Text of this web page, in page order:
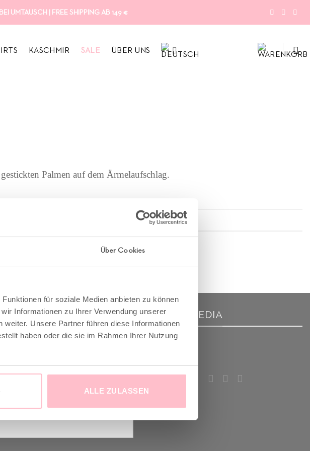
Über Cookies
für soziale Medien anbieten zu können
Informationen zu Ihrer Verwendung unserer
Unsere Partner führen diese Informationen
haben oder die sie im Rahmen Ihrer Nutzung
ALLE ZULASSEN
UMTAUSCH | FREE SHIPPING AB 149 €
KASCHMIR SALE ÜBER UNS
Palmen auf dem Ärmelaufschlag.
NEWS-LETTER
und spare 10% bei deinem
Einkauf. YEAH!
SOCIAL MEDIA